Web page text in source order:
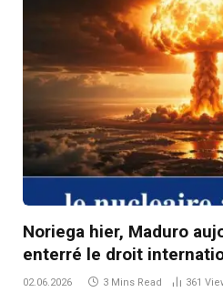
Noriega hier, Maduro
enterré le droit
02.06.2026 3 Mins Read 361